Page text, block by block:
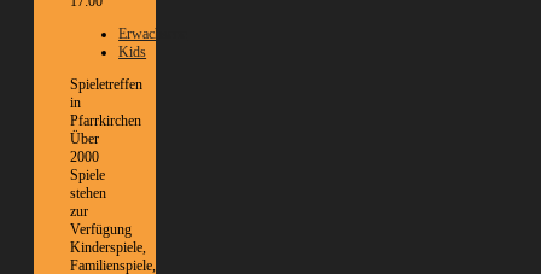
Erwachsene
Kids
Spieletreffen
in
Pfarrkirchen
Über
2000
Spiele
stehen
zur
Verfügung
Kinderspiele,
Familienspiele,